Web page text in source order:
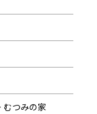
むつみの家